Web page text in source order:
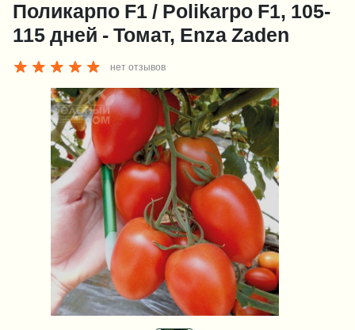
Поликарпо F1 / Polikarpo F1, 105-
115 дней - Томат, Enza Zaden
нет отзывов